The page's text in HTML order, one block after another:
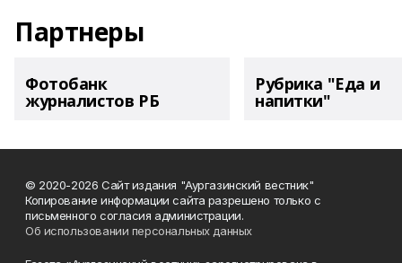
Партнеры
Фотобанк
журналистов РБ
Рубрика "Еда и
напитки"
© 2020-2026 Сайт издания "Аургазинский вестник"
Копирование информации сайта разрешено только с
письменного согласия администрации.
Об использовании персональных данных